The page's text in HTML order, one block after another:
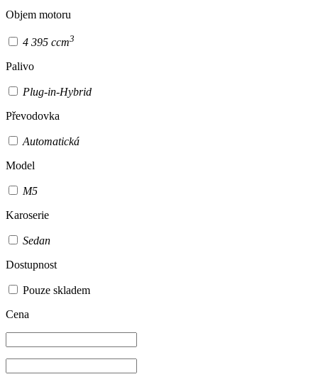
Objem motoru
4 395 ccm3
Palivo
Plug-in-Hybrid
Převodovka
Automatická
Model
M5
Karoserie
Sedan
Dostupnost
Pouze skladem
Cena